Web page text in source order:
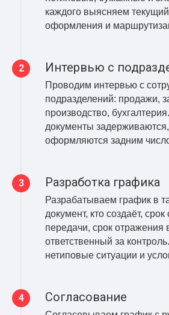
каждого выясняем
оформления и
Интервью с
Проводим интервью с
подразделений: продажи,
производство,
документы
оформляются задним
Разработка графика
Разрабатываем график в
документ, кто создаёт,
передачи, срок отражения
ответственный за
нетиповые ситуации и
Согласование